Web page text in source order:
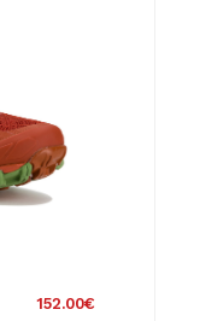
152.00€